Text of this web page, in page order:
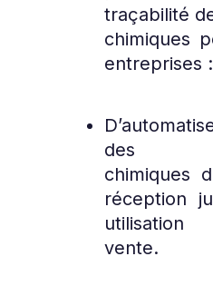
traçabilité
chimiques
entreprises :
des
chimiques
réception
vente.